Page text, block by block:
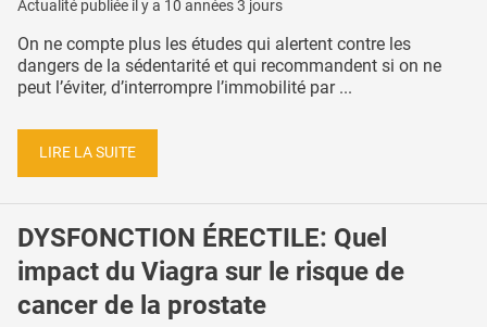
Actualité publiée il y a 10 années 3 jours
On ne compte plus les études qui alertent contre les
dangers de la sédentarité et qui recommandent si on ne
peut l’éviter, d’interrompre l’immobilité par ...
LIRE LA SUITE
DYSFONCTION ÉRECTILE: Quel
impact du Viagra sur le risque de
cancer de la prostate